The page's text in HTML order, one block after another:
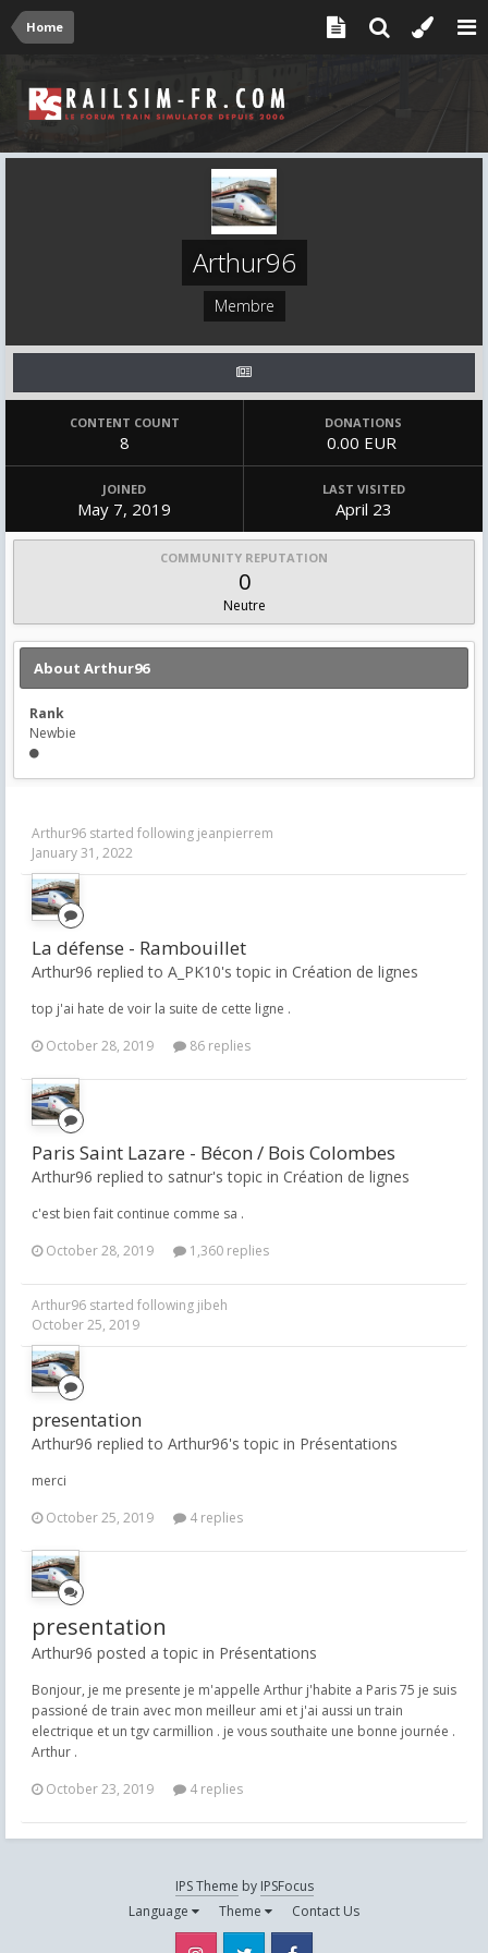
Home
Arthur96
Membre
CONTENT COUNT
8
DONATIONS
0.00 EUR
JOINED
May 7, 2019
LAST VISITED
April 23
COMMUNITY REPUTATION
0
Neutre
About Arthur96
Rank
Newbie
Arthur96 started following jeanpierrem
January 31, 2022
La défense - Rambouillet
Arthur96 replied to A_PK10's topic in Création de lignes
top j'ai hate de voir la suite de cette ligne .
October 28, 2019
86 replies
Paris Saint Lazare - Bécon / Bois Colombes
Arthur96 replied to satnur's topic in Création de lignes
c'est bien fait continue comme sa .
October 28, 2019
1,360 replies
Arthur96 started following jibeh
October 25, 2019
presentation
Arthur96 replied to Arthur96's topic in Présentations
merci
October 25, 2019
4 replies
presentation
Arthur96 posted a topic in Présentations
Bonjour, je me presente je m'appelle Arthur j'habite a Paris 75 je suis
passioné de train avec mon meilleur ami et j'ai aussi un train
electrique et un tgv carmillion . je vous southaite une bonne journée .
Arthur .
October 23, 2019
4 replies
IPS Theme by IPSFocus
Language
Theme Contact Us